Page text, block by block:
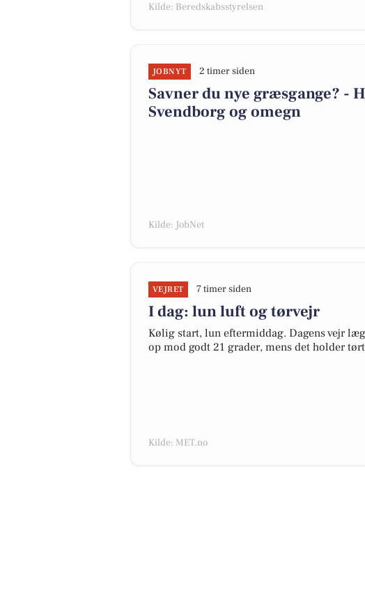
Kilde: Beredskabsstyrelsen
JOBNYT 2 timer siden
Savner du nye græsgange? -
Svendborg og omegn
Kilde: JobNet
VEJRET 7 timer siden
I dag: lun luft og tørvejr
Kølig start, lun eftermiddag. Dagens vejr
op mod godt 21 grader, mens det holder
Kilde: MET.no